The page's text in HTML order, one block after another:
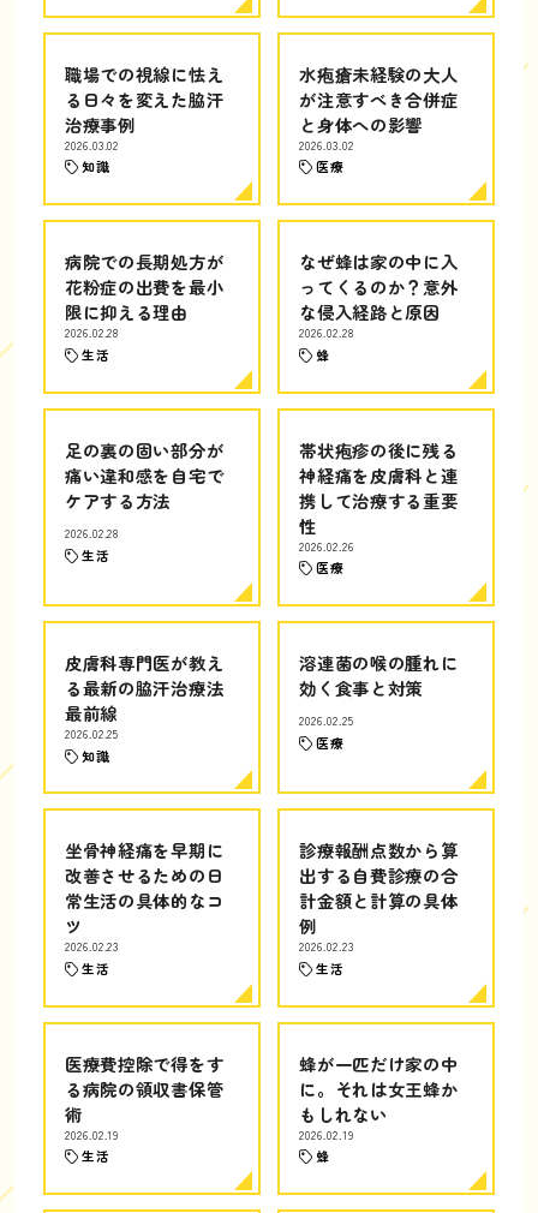
職場での視線に怯え
る日々を変えた脇汗
治療事例
2026.03.02
知識
水疱瘡未経験の大人
が注意すべき合併症
と身体への影響
2026.03.02
医療
病院での長期処方が
花粉症の出費を最小
限に抑える理由
2026.02.28
生活
なぜ蜂は家の中に入
ってくるのか？意外
な侵入経路と原因
2026.02.28
蜂
足の裏の固い部分が
痛い違和感を自宅で
ケアする方法
2026.02.28
生活
帯状疱疹の後に残る
神経痛を皮膚科と連
携して治療する重要
性
2026.02.26
医療
皮膚科専門医が教え
る最新の脇汗治療法
最前線
2026.02.25
知識
溶連菌の喉の腫れに
効く食事と対策
2026.02.25
医療
坐骨神経痛を早期に
改善させるための日
常生活の具体的なコ
ツ
2026.02.23
生活
診療報酬点数から算
出する自費診療の合
計金額と計算の具体
例
2026.02.23
生活
医療費控除で得をす
る病院の領収書保管
術
2026.02.19
生活
蜂が一匹だけ家の中
に。それは女王蜂か
もしれない
2026.02.19
蜂